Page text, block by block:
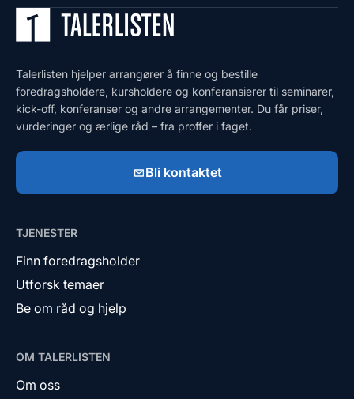
Talerlisten hjelper arrangører å finne og bestille
foredragsholdere, kursholdere og konferansierer til seminarer,
kick-off, konferanser og andre arrangementer. Du får priser,
vurderinger og ærlige råd – fra proffer i faget.
Bli kontaktet
TJENESTER
Finn foredragsholder
Utforsk temaer
Be om råd og hjelp
OM TALERLISTEN
Om oss